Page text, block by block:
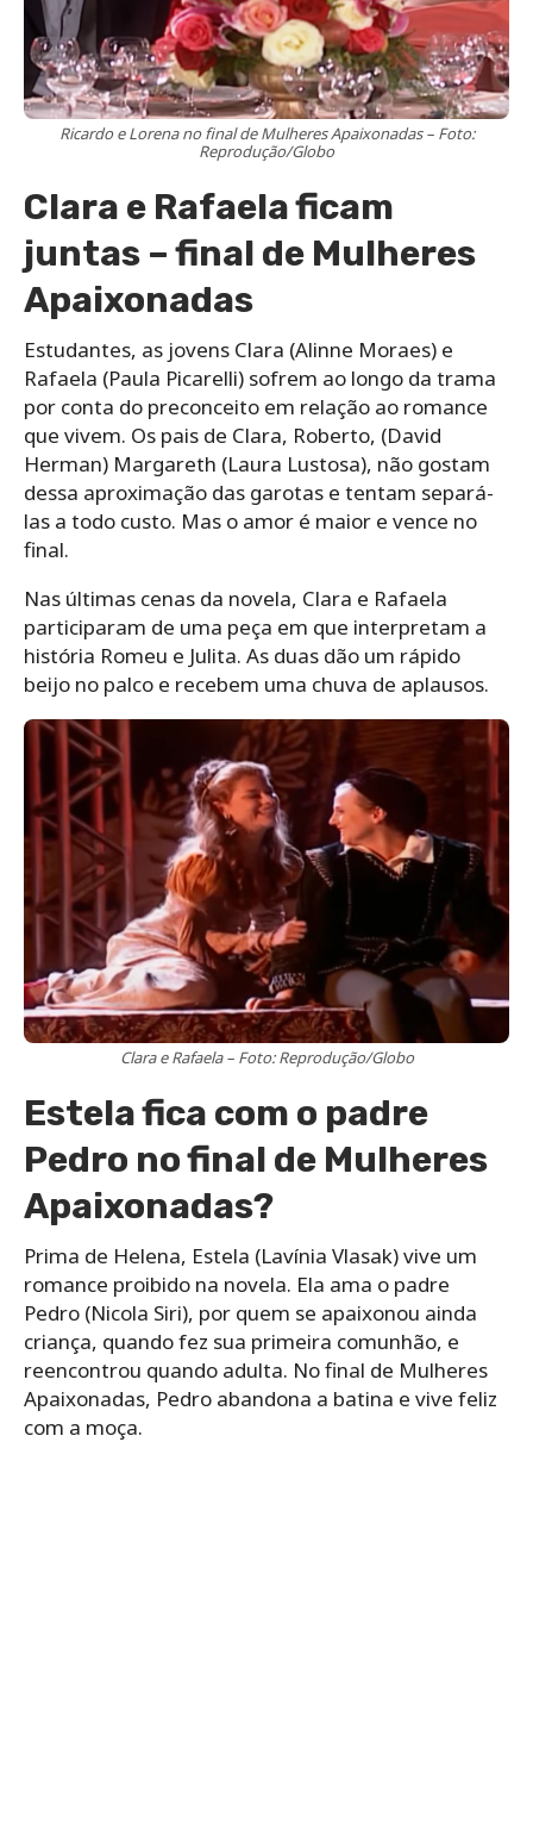
Ricardo e Lorena no final de Mulheres Apaixonadas – Foto:
Reprodução/Globo
Clara e Rafaela ficam
juntas – final de Mulheres
Apaixonadas
Estudantes, as jovens Clara (Alinne Moraes) e
Rafaela (Paula Picarelli) sofrem ao longo da trama
por conta do preconceito em relação ao romance
que vivem. Os pais de Clara, Roberto, (David
Herman) Margareth (Laura Lustosa), não gostam
dessa aproximação das garotas e tentam separá-
las a todo custo. Mas o amor é maior e vence no
final.
Nas últimas cenas da novela, Clara e Rafaela
participaram de uma peça em que interpretam a
história Romeu e Julita. As duas dão um rápido
beijo no palco e recebem uma chuva de aplausos.
Clara e Rafaela – Foto: Reprodução/Globo
Estela fica com o padre
Pedro no final de Mulheres
Apaixonadas?
Prima de Helena, Estela (Lavínia Vlasak) vive um
romance proibido na novela. Ela ama o padre
Pedro (Nicola Siri), por quem se apaixonou ainda
criança, quando fez sua primeira comunhão, e
reencontrou quando adulta. No final de Mulheres
Apaixonadas, Pedro abandona a batina e vive feliz
com a moça.